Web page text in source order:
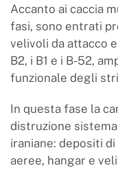
Accanto ai caccia
fasi, sono entrati
velivoli da attacco
B2, i B1 e i B-52,
funzionale degli
In questa fase la
distruzione
iraniane: depositi
aeree, hangar e